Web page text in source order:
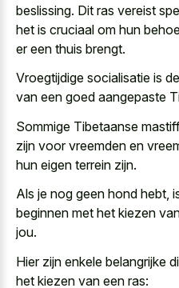
beslissing. Dit ras vereist
het is cruciaal om hun
er een thuis brengt.
Vroegtijdige socialisatie is
van een goed aangepaste
Sommige Tibetaanse
zijn voor vreemden en
hun eigen terrein zijn.
Als je nog geen hond hebt,
beginnen met het kiezen
jou.
Hier zijn enkele belangrijke
het kiezen van een ras: